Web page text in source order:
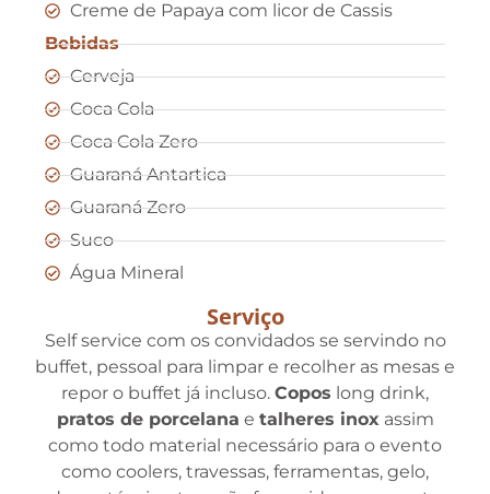
Creme de Papaya com licor de Cassis
Bebidas
Cerveja
Coca Cola
Coca Cola Zero
Guaraná Antartica
Guaraná Zero
Suco
Água Mineral
Serviço
Self service com os convidados se servindo no
buffet, pessoal para limpar e recolher as mesas e
repor o buffet já incluso. Copos long drink,
pratos de porcelana e talheres inox assim
como todo material necessário para o evento
como coolers, travessas, ferramentas, gelo,